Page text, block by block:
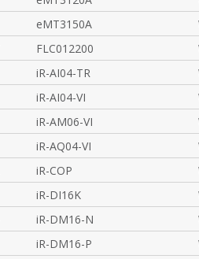
eMT3150A
FLC012200
iR-AI04-TR
iR-AI04-VI
iR-AM06-VI
iR-AQ04-VI
iR-COP
iR-DI16K
iR-DM16-N
iR-DM16-P